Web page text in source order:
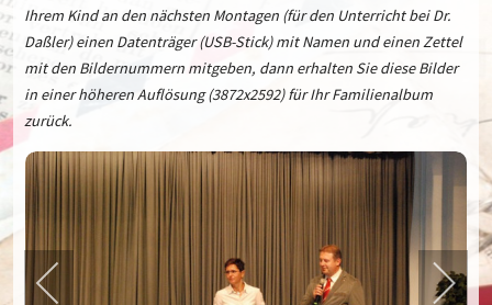
Ihrem Kind an den nächsten Montagen (für den Unterricht bei Dr.
Daßler) einen Datenträger (USB-Stick) mit Namen und einen Zettel
mit den Bildernummern mitgeben, dann erhalten Sie diese Bilder
in einer höheren Auflösung (3872x2592) für Ihr Familienalbum
zurück.